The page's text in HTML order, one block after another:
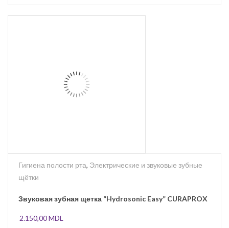
Гигиена полости рта, Электрические и звуковые зубные
щётки
Звуковая зубная щетка “Hydrosonic Easy” CURAPROX
2.150,00MDL